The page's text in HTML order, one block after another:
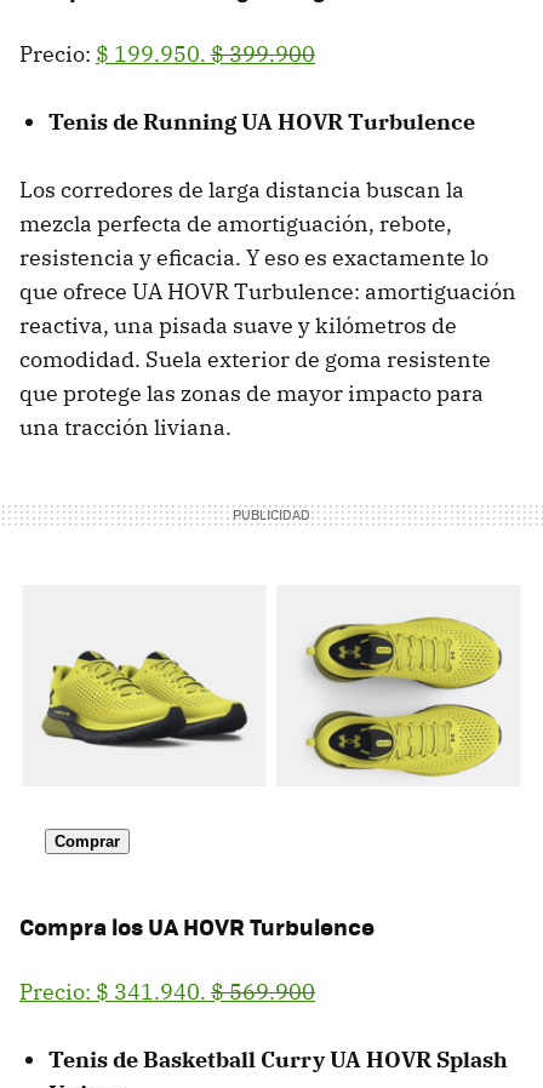
Precio: $ 199.950. $ 399.900
Tenis de Running UA HOVR Turbulence
Los corredores de larga distancia buscan la
mezcla perfecta de amortiguación, rebote,
resistencia y eficacia. Y eso es exactamente lo
que ofrece UA HOVR Turbulence: amortiguación
reactiva, una pisada suave y kilómetros de
comodidad. Suela exterior de goma resistente
que protege las zonas de mayor impacto para
una tracción liviana.
Comprar
Compra losUA HOVR Turbulence
Precio: $ 341.940. $ 569.900
Tenis de Basketball Curry UA HOVR Splash